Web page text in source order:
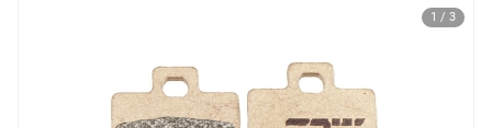
1 / 3